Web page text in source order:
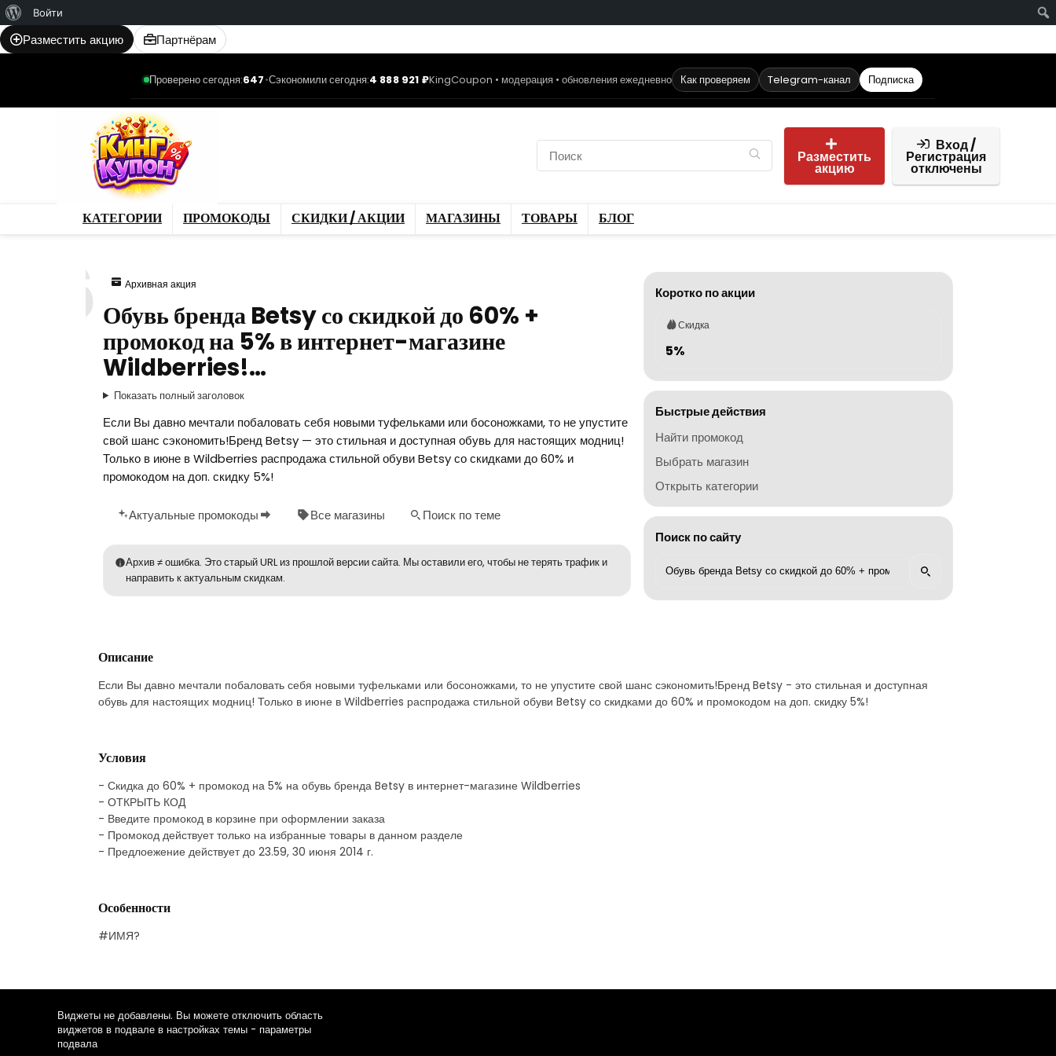
WordPress
Войти
Разместить акцию Партнёрам
Проверено сегодня:647•Сэкономили сегодня:4 888 921 ₽KingCoupon • модерация • обновления ежедневно Как проверяем Telegram-канал Подписка
Разместить
акцию
Вход /
Регистрация
отключены
КАТЕГОРИИ ПРОМОКОДЫ СКИДКИ / АКЦИИ МАГАЗИНЫ ТОВАРЫ БЛОГ
Архивная акция
Обувь бренда Betsy со скидкой до 60% +
промокод на 5% в интернет-магазине
Wildberries!…
Показать полный заголовок
Если Вы давно мечтали побаловать себя новыми туфельками или босоножками, то не упустите
свой шанс сэкономить!Бренд Betsy — это стильная и доступная обувь для настоящих модниц!
Только в июне в Wildberries распродажа стильной обуви Betsy со скидками до 60% и
промокодом на доп. скидку 5%!
Актуальные промокоды Все магазины Поиск по теме
Архив ≠ ошибка. Это старый URL из прошлой версии сайта. Мы оставили его, чтобы не терять трафик и
направить к актуальным скидкам.
Коротко по акции
Скидка
5%
Быстрые действия
Найти промокод
Выбрать магазин
Открыть категории
Поиск по сайту
Описание
Если Вы давно мечтали побаловать себя новыми туфельками или босоножками, то не упустите свой шанс сэкономить!Бренд Betsy - это стильная и доступная
обувь для настоящих модниц! Только в июне в Wildberries распродажа стильной обуви Betsy со скидками до 60% и промокодом на доп. скидку 5%!
Условия
- Скидка до 60% + промокод на 5% на обувь бренда Betsy в интернет-магазине Wildberries
- ОТКРЫТЬ КОД
- Введите промокод в корзине при оформлении заказа
- Промокод действует только на избранные товары в данном разделе
- Предлоежение действует до 23.59, 30 июня 2014 г.
Особенности
#ИМЯ?
Виджеты не добавлены. Вы можете отключить область
виджетов в подвале в настройках темы - параметры
подвала